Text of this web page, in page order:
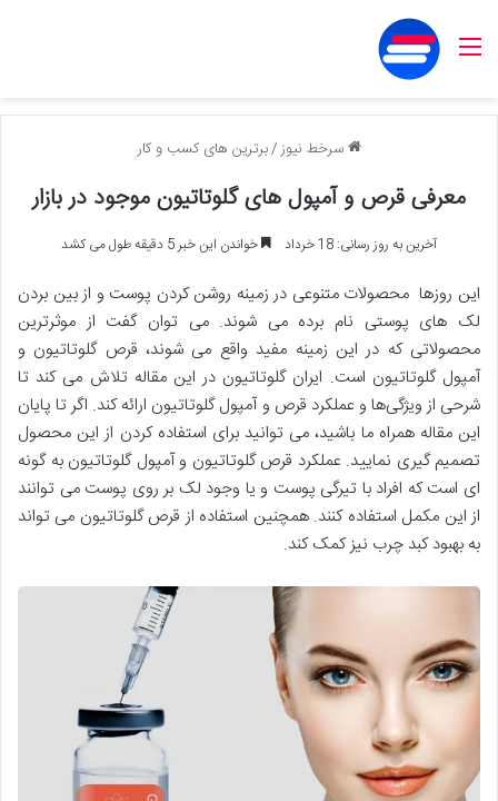
منو
سرخط نیوز/برترین های کسب و کار
معرفی قرص و آمپول های گلوتاتیون موجود در بازار
آخرین به روز رسانی: 18 خرداد خواندن این خبر 5 دقیقه طول می کشد
این روزها محصولات متنوعی در زمینه روشن کردن پوست و از بین بردن
لک های پوستی نام برده می شوند. می توان گفت از موثرترین
محصولاتی که در این زمینه مفید واقع می شوند، قرص گلوتاتیون و
آمپول گلوتاتیون است. ایران گلوتاتیون در این مقاله تلاش می کند تا
شرحی از ویژگی‌ها و عملکرد قرص و آمپول گلوتاتیون ارائه کند. اگر تا پایان
این مقاله همراه ما باشید، می توانید برای استفاده کردن از این محصول
تصمیم گیری نمایید. عملکرد قرص گلوتاتیون و آمپول گلوتاتیون به گونه
ای است که افراد با تیرگی پوست و یا وجود لک بر روی پوست می توانند
از این مکمل استفاده کنند. همچنین استفاده از قرص گلوتاتیون می تواند
به بهبود کبد چرب نیز کمک کند.